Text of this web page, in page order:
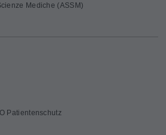
Mediche (ASSM)
Patientenschutz